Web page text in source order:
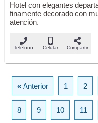
Hotel con elegantes
finamente decorado con
atención.
Teléfono Celular Compartir
«Anterior 1 2
8 9 10 11